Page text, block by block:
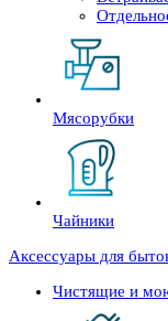
Мясорубки
Чайники
Аксессуары для
Чистящие и